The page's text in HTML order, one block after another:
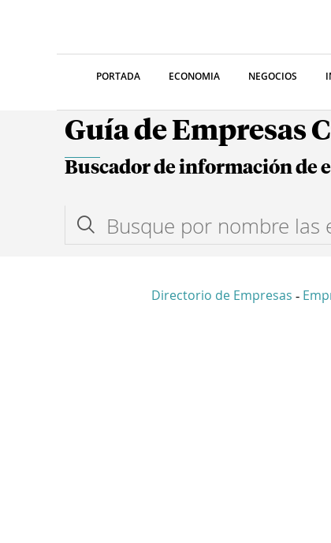
PORTADA ECONOMIA NEGOCIOS
Guía de Empresas
Buscador de información de
Directorio de Empresas -